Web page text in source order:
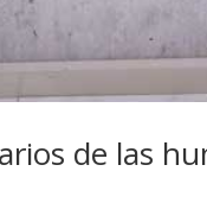
de las